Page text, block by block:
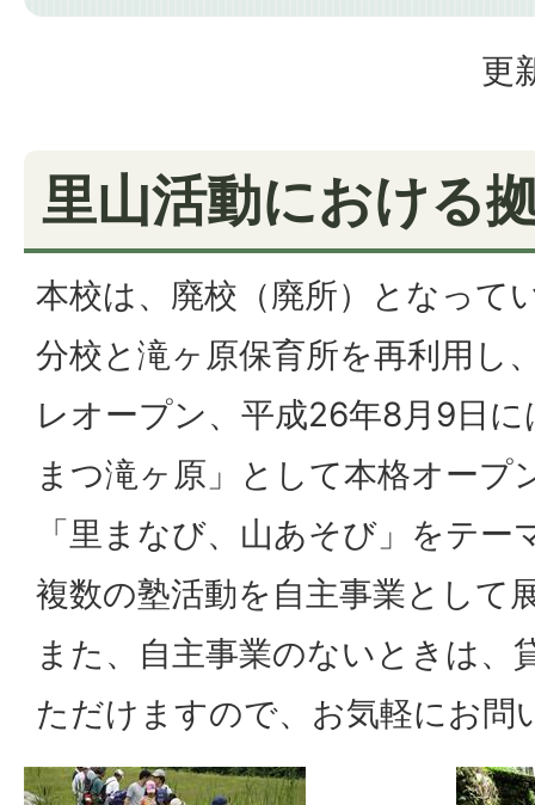
更
里山活動における
本校は、廃校（廃所）となって
分校と滝ヶ原保育所を再利用し
レオープン、平成26年8月9日
まつ滝ヶ原」として本格オープ
「里まなび、山あそび」をテ
複数の塾活動を自主事業として
また、自主事業のないときは、
ただけますので、お気軽にお問